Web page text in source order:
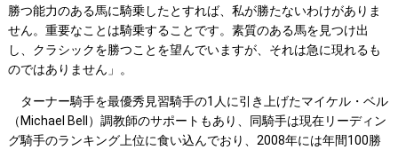
勝つ能力のある馬に騎乗したとすれば、私が勝たないわけがありま
せん。重要なことは騎乗することです。素質のある馬を見つけ出
し、クラシックを勝つことを望んでいますが、それは急に現れるも
のではありません」。
ターナー騎手を最優秀見習騎手の1人に引き上げたマイケル・ベル
（Michael Bell）調教師のサポートもあり、同騎手は現在リーディン
グ騎手のランキング上位に食い込んでおり、2008年には年間100勝